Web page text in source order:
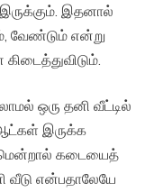
இருக்கும். இதனால்
வேண்டும் என்று
ஒரு தனி வீட்டில்
ஆட்கள் இருக்க
கடையைத்
வீடு என்பதாலேயே